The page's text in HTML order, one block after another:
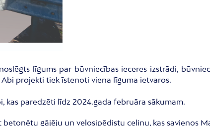
līgums par būvniecības ieceres izstrādi,
Abi projekti tiek īstenoti viena līguma ietvaros.
paredzēti līdz 2024.gada februāra sākumam.
betonētu gājēju un velosipēdistu celiņu, kas savienos